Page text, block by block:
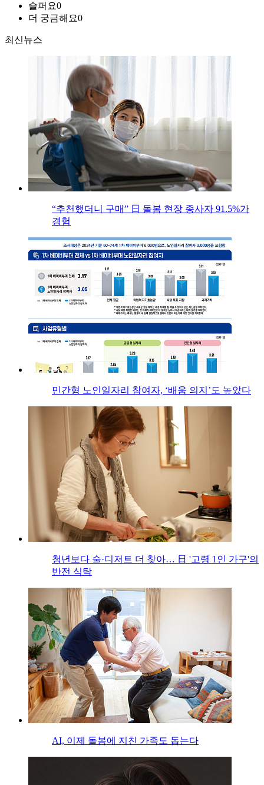
슬퍼요0
더 궁금해요0
최신뉴스
“추천했더니 구매” 日 돌봄 현장 종사자 91.5%가
경험
민간형 노인일자리 참여자, ‘배움 의지’도 높았다
청년보다 술·디저트 더 찾아… 日 '고령 1인 가구'의
반전 식탁
AI, 이제 돌봄에 지친 가족도 돕는다